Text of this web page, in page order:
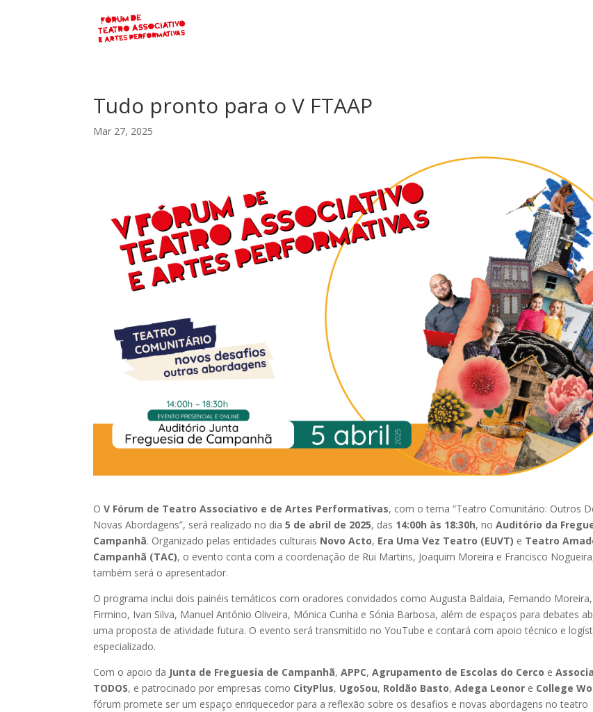
Tudo pronto para o V FTAAP
Mar 27, 2025
OV Fórum de Teatro Associativo e de Artes Performativas, com o tema “Teatro Comunitário: Outros
Novas Abordagens”, será realizado no dia5 de abril de 2025, das 14:00h às 18:30h, noAuditório da
Campanhã. Organizado pelas entidades culturais Novo Acto, Era Uma Vez Teatro (EUVT) e Teatro
Campanhã (TAC), o evento conta com a coordenação de Rui Martins, Joaquim Moreira e Francisco
também será o apresentador.
O programa inclui dois painéis temáticos com oradores convidados como Augusta Baldaia, Fernando Moreira,
Firmino, Ivan Silva, Manuel António Oliveira, Mónica Cunha e Sónia Barbosa, além de espaços para debates
uma proposta de atividade futura. O evento será transmitido no YouTube e contará com apoio técnico e
especializado.
Com o apoio da Junta de Freguesia de Campanhã,APPC,Agrupamento de Escolas do Cerco e
TODOS, e patrocinado por empresas como CityPlus, UgoSou, Roldão Basto,Adega Leonor e College
fórum promete ser um espaço enriquecedor para a reflexão sobre os desafios e novas abordagens no teatro